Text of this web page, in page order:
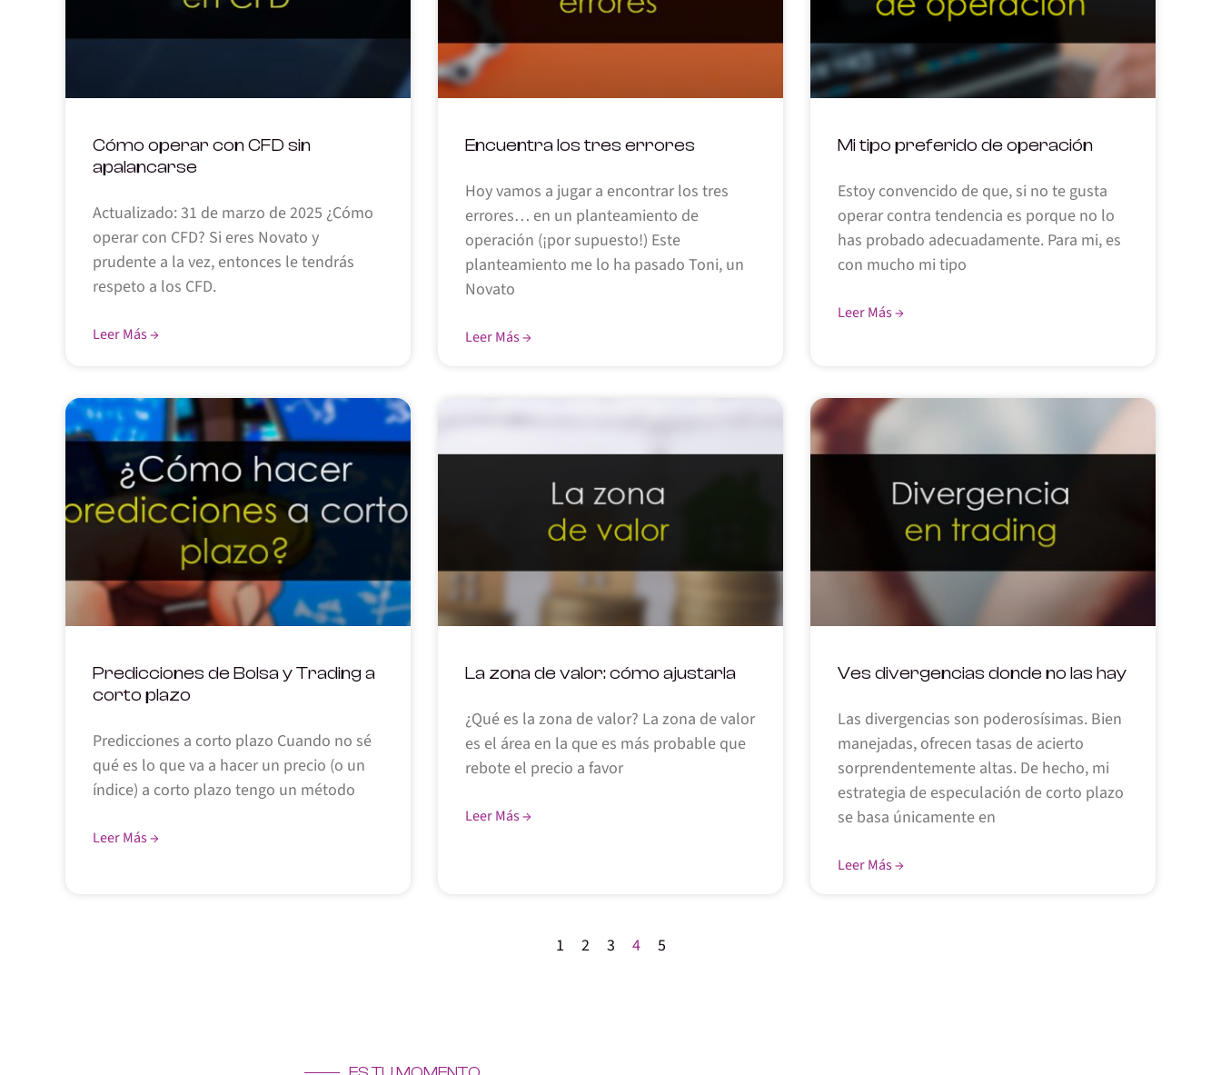
Cómo operar con CFD sin
apalancarse
Actualizado: 31 de marzo de 2025 ¿Cómo
operar con CFD? Si eres Novato y
prudente a la vez, entonces le tendrás
respeto a los CFD.
Leer Más →
Encuentra los tres errores
Hoy vamos a jugar a encontrar los tres
errores… en un planteamiento de
operación (¡por supuesto!) Este
planteamiento me lo ha pasado Toni, un
Novato
Leer Más →
Mi tipo preferido de operación
Estoy convencido de que, si no te gusta
operar contra tendencia es porque no lo
has probado adecuadamente. Para mi, es
con mucho mi tipo
Leer Más →
Predicciones de Bolsa y Trading a
corto plazo
Predicciones a corto plazo Cuando no sé
qué es lo que va a hacer un precio (o un
índice) a corto plazo tengo un método
Leer Más →
La zona de valor: cómo ajustarla
¿Qué es la zona de valor? La zona de valor
es el área en la que es más probable que
rebote el precio a favor
Leer Más →
Ves divergencias donde no las hay
Las divergencias son poderosísimas. Bien
manejadas, ofrecen tasas de acierto
sorprendentemente altas. De hecho, mi
estrategia de especulación de corto plazo
se basa únicamente en
Leer Más →
1 2 3 4 5